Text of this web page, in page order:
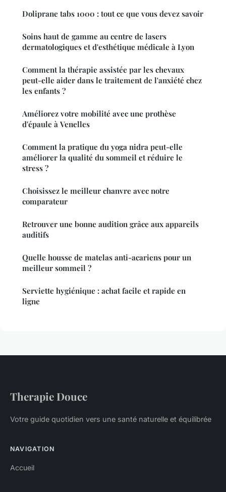
Doliprane tabs 1000 : tout ce que vous devez savoir
Soins haut de gamme au centre de lasers
dermatologiques et d'esthétique médicale à Lyon
Comment la thérapie assistée par les chevaux
peut-elle aider dans le traitement de l'anxiété chez
les enfants ?
Améliorez votre mobilité avec une prothèse
d'épaule à Venelles
Comment la pratique du yoga nidra peut-elle
améliorer la qualité du sommeil et réduire le
stress ?
Choisissez le meilleur chanvre avec notre
comparateur
Retrouver une bonne audition grâce aux appareils
auditifs
Quelle housse de matelas anti-acariens pour un
meilleur sommeil ?
Serviette hygiénique : achat facile et rapide en
ligne
Therapie Douce
Votre guide quotidien vers une santé naturelle et équilibrée
NAVIGATION
Accueil